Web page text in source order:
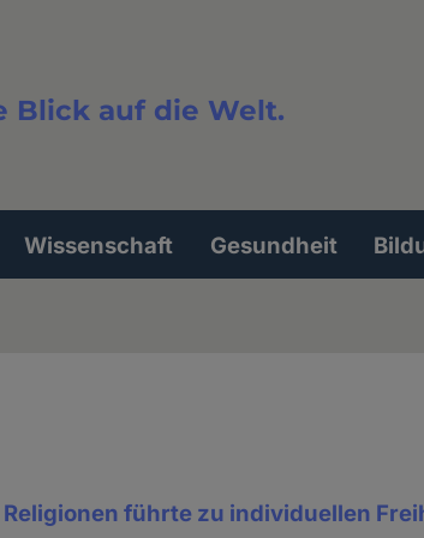
Blick auf die Welt.
Wissenschaft Gesundheit
führte zu individuellen